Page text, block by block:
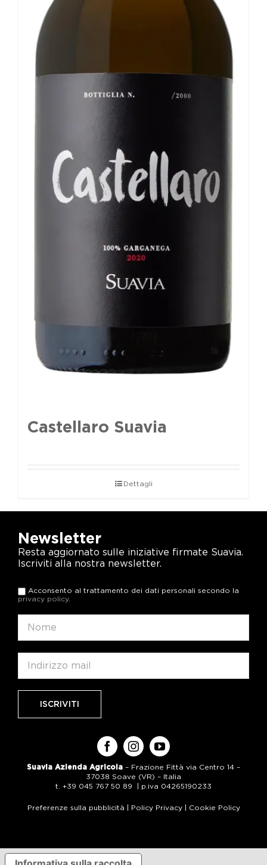
Castellaro Suavia
Dettagli
Newsletter
Resta aggiornato sulle iniziative firmate Suavia.
Iscriviti alla nostra newsletter.
Acconsento al trattamento dei dati personali secondo la
privacy policy.
Suavia Azienda Agricola – Frazione Fittà via Centro 14 –
37038 Soave (VR) – Italia
t. +39 045 767 50 89 | p.iva 04265190233
Preferenze sulla pubblicità | Policy Privacy| Cookie Policy